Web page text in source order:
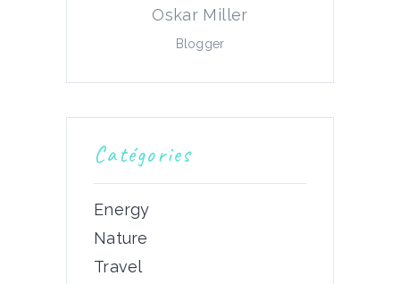
Oskar Miller
Blogger
Catégories
Energy
Nature
Travel